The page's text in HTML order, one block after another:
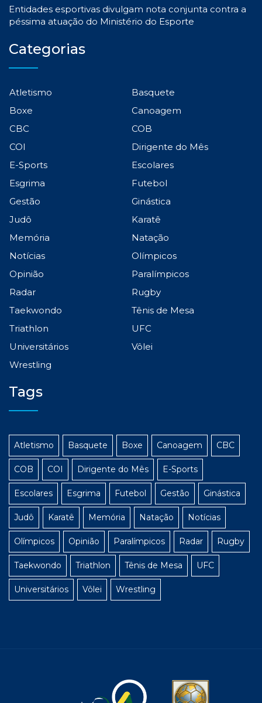
Entidades esportivas divulgam nota conjunta contra a
péssima atuação do Ministério do Esporte
Categorias
Atletismo
Basquete
Boxe
Canoagem
CBC
COB
COI
Dirigente do Mês
E-Sports
Escolares
Esgrima
Futebol
Gestão
Ginástica
Judô
Karatê
Memória
Natação
Notícias
Olímpicos
Opinião
Paralímpicos
Radar
Rugby
Taekwondo
Tênis de Mesa
Triathlon
UFC
Universitários
Vôlei
Wrestling
Tags
Atletismo Basquete Boxe Canoagem CBC
COB COI Dirigente do Mês E-Sports
Escolares Esgrima Futebol Gestão Ginástica
Judô Karatê Memória Natação Notícias
Olímpicos Opinião Paralímpicos Radar Rugby
Taekwondo Triathlon Tênis de Mesa UFC
Universitários Vôlei Wrestling